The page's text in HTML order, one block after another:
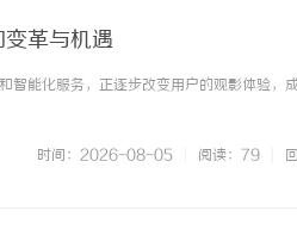
革与机遇
智能化服务，正逐步改变用户的观影体验，
时间：2026-08-05 阅读：79